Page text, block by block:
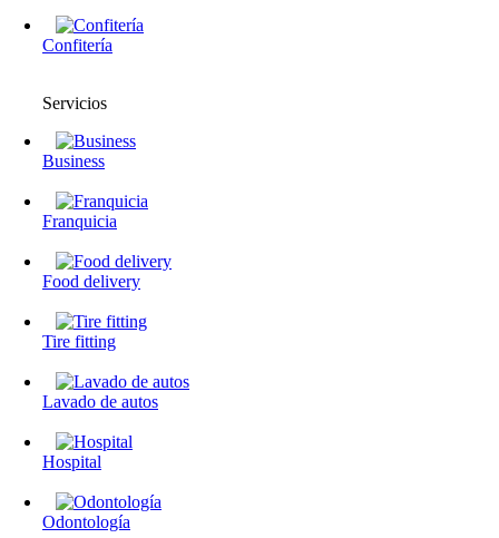
Confitería
Servicios
Business
Franquicia
Food delivery
Tire fitting
Lavado de autos
Hospital
Odontología